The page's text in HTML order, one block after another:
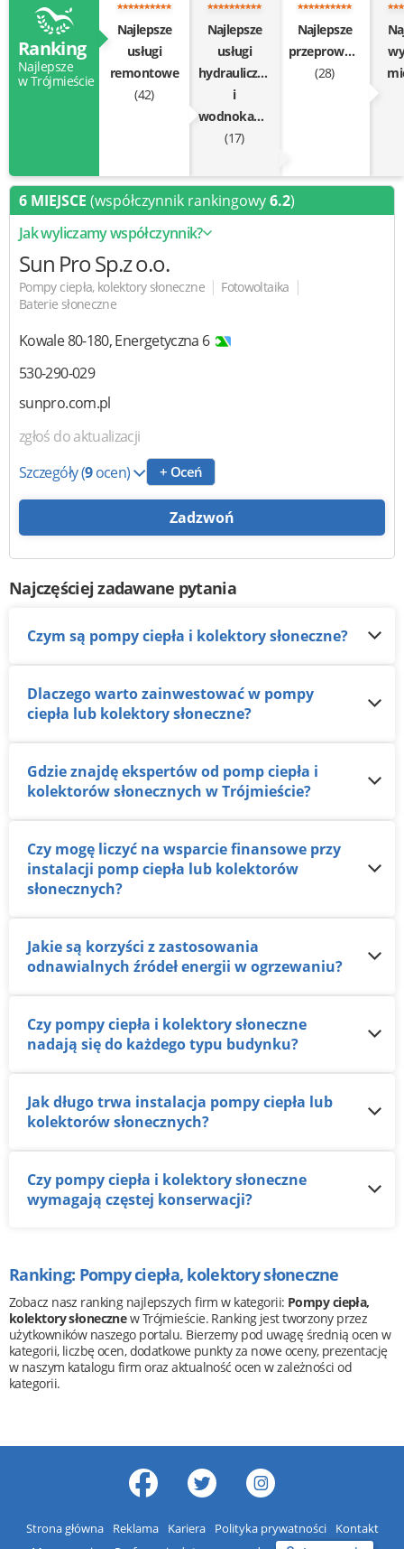
Ranking
Najlepsze
w Trójmieście
Najlepsze
usługi
remontowe
(42)
Najlepsze
usługi
hydrauliczne
i
wodnokanalizacyjne
(17)
Najlepsze
przeprowadzki
(28)
6 MIEJSCE (współczynnik rankingowy6.2)
Jak wyliczamy współczynnik?
Sun ProSp.z o.o.
Pompy ciepła, kolektory słoneczne | Fotowoltaika |
Baterie słoneczne
Kowale80-180,Energetyczna 6
530-290-029
sunpro.com.pl
zgłoś do aktualizacji
Szczegóły(9ocen) + Oceń
Zadzwoń
Najczęściej zadawane pytania
Czym są pompy ciepła i kolektory słoneczne?
Dlaczego warto zainwestować w pompy
ciepła lub kolektory słoneczne?
Gdzie znajdę ekspertów od pomp ciepła i
kolektorów słonecznych w Trójmieście?
Czy mogę liczyć na wsparcie finansowe przy
instalacji pomp ciepła lub kolektorów
słonecznych?
Jakie są korzyści z zastosowania
odnawialnych źródeł energii w ogrzewaniu?
Czy pompy ciepła i kolektory słoneczne
nadają się do każdego typu budynku?
Jak długo trwa instalacja pompy ciepła lub
kolektorów słonecznych?
Czy pompy ciepła i kolektory słoneczne
wymagają częstej konserwacji?
Ranking: Pompy ciepła, kolektory słoneczne
Zobacz nasz ranking najlepszych firm w kategorii: Pompy ciepła,
kolektory słonecznew Trójmieście. Ranking jest tworzony przez
użytkowników naszego portalu. Bierzemy pod uwagę średnią ocen w
kategorii, liczbę ocen, dodatkowe punkty za nowe oceny, prezentację
w naszym katalogu firm oraz aktualność ocen w zależności od
kategorii.
Strona główna Reklama Kariera Polityka prywatności
Kontakt